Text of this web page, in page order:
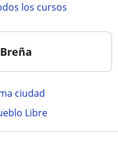
los cursos
ciudad
Libre